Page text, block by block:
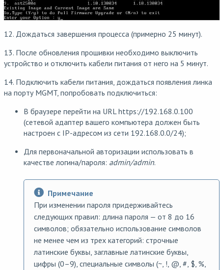
12. Дождаться завершения процесса (примерно 25 минут).
13. После обновления прошивки необходимо выключить
устройство и отключить кабели питания от него на 5 минут.
14. Подключить кабели питания, дождаться появления линка
на порту MGMT, попробовать подключиться:
В браузере перейти на URL https://192.168.0.100
(сетевой адаптер вашего компьютера должен быть
настроен с IP-адресом из сети 192.168.0.0/24);
Для первоначальной авторизации использовать в
качестве логина/пароля: admin/admin.
Примечание
При изменении пароля придерживайтесь
следующих правил: длина пароля — от 8 до 16
символов; обязательно использование символов
не менее чем из трех категорий: строчные
латинские буквы, заглавные латинские буквы,
цифры (0–9), специальные символы (~, !, @, #, $, %,